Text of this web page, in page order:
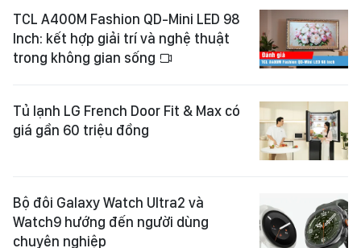
TCL A400M Fashion QD-Mini LED 98
Inch: kết hợp giải trí và nghệ thuật
trong không gian sống
Tủ lạnh LG French Door Fit & Max có
giá gần 60 triệu đồng
Bộ đôi Galaxy Watch Ultra2 và
Watch9 hướng đến người dùng
chuyên nghiệp